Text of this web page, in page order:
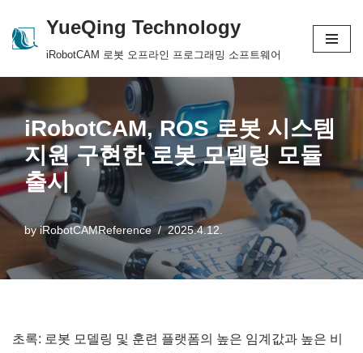
Skip
YueQing Technology
iRobotCAM 로봇 오프라인 프로그래밍 소프트웨어
iRobotCAM, ROS 로봇 시스템
지원 구현한 로봇 모델링 모듈
출시
byiRobotCAMReference 2025.4.12.
초록: 로봇 모델링 및 훈련 플랫폼의 높은 임계값과 높은 비